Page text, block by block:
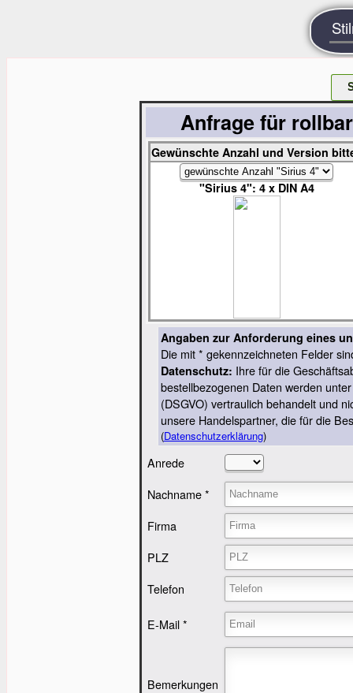
Anfrage für
Gewünschte Anzahl und Version
"Sirius 4": 4 x DIN A4
Angaben zur Anforderung eines
Die mit * gekennzeichneten Felder
Datenschutz: Ihre für die
bestellbezogenen Daten werden
(DSGVO) vertraulich behandelt und
unsere Handelspartner, die für die
(Datenschutzerklärung)
Anrede
Nachname *
Firma
PLZ
Telefon
E-Mail *
Bemerkungen